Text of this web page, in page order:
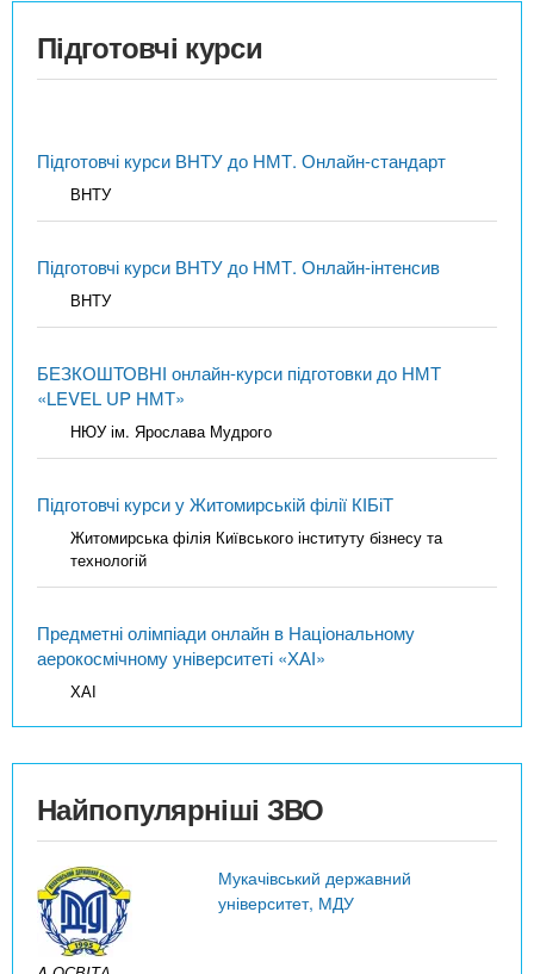
Підготовчі курси
Підготовчі курси ВНТУ до НМТ. Онлайн-стандарт
ВНТУ
Підготовчі курси ВНТУ до НМТ. Онлайн-інтенсив
ВНТУ
БЕЗКОШТОВНІ онлайн-курси підготовки до НМТ
«LEVEL UP НМТ»
НЮУ ім. Ярослава Мудрого
Підготовчі курси у Житомирській філії КІБіТ
Житомирська філія Київського інституту бізнесу та
технологій
Предметні олімпіади онлайн в Національному
аерокосмічному університеті «ХАІ»
ХАІ
Найпопулярніші ЗВО
Мукачівський державний
університет, МДУ